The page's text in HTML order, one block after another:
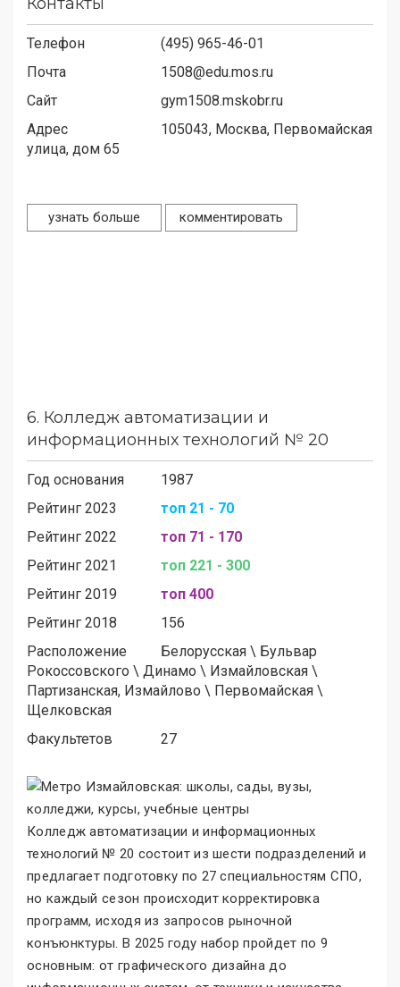
Телефон
(495) 965-46-01
Почта
1508@edu.mos.ru
Сайт
gym1508.mskobr.ru
Адрес
105043, Москва, Первомайская
улица, дом 65
узнать больше комментировать
6. Колледж автоматизации и
информационных технологий № 20
Год основания
1987
Рейтинг 2023
топ 21 - 70
Рейтинг 2022
топ 71 - 170
Рейтинг 2021
топ 221 - 300
Рейтинг 2019
топ 400
Рейтинг 2018
156
Расположение
Белорусская \ Бульвар
Рокоссовского \ Динамо \ Измайловская \
Партизанская, Измайлово \ Первомайская \
Щелковская
Факультетов
27
Колледж автоматизации и информационных
технологий № 20 состоит из шести подразделений и
предлагает подготовку по 27 специальностям СПО,
но каждый сезон происходит корректировка
программ, исходя из запросов рыночной
конъюнктуры. В 2025 году набор пройдет по 9
основным: от графического дизайна до